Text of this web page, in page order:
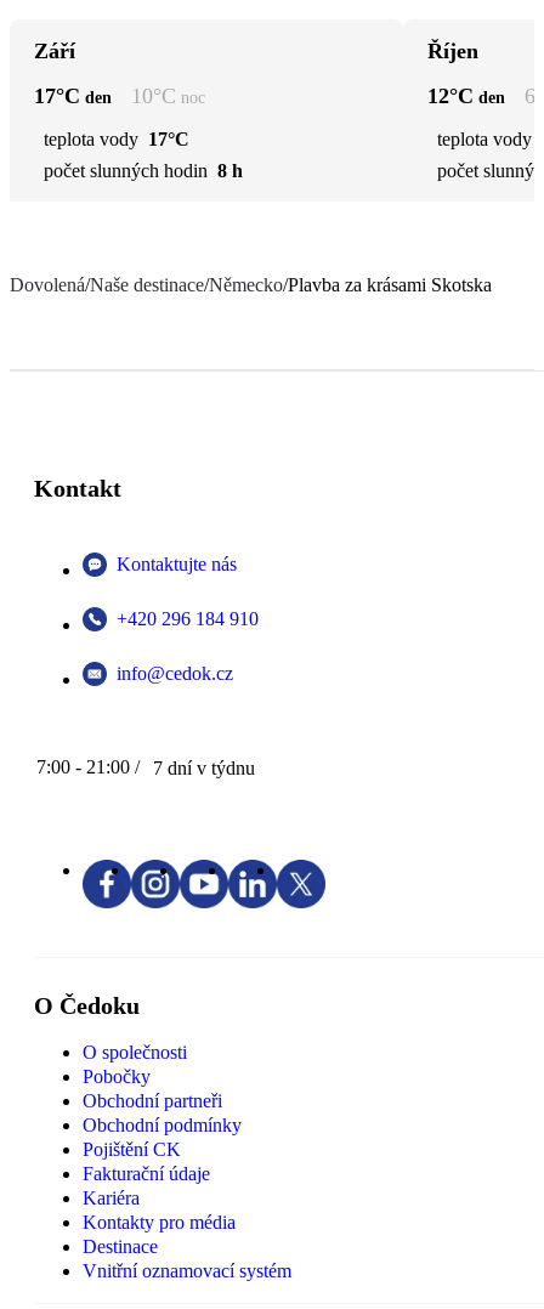
Září
17°C den 10°C noc
teplota vody 17°C
počet slunných hodin 8 h
Říjen
12°C den 6
teplota vody
počet
Dovolená/Naše destinace/Německo/Plavba za krásami Skotska
Kontakt
Kontaktujte nás
+420 296 184 910
info@cedok.cz
7:00 - 21:00 / 7 dní v týdnu
O Čedoku
O společnosti
Pobočky
Obchodní partneři
Obchodní podmínky
Pojištění CK
Fakturační údaje
Kariéra
Kontakty pro média
Destinace
Vnitřní oznamovací systém